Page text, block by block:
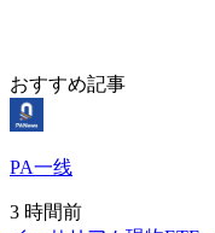
おすすめ記事
PA一线
3 時間前